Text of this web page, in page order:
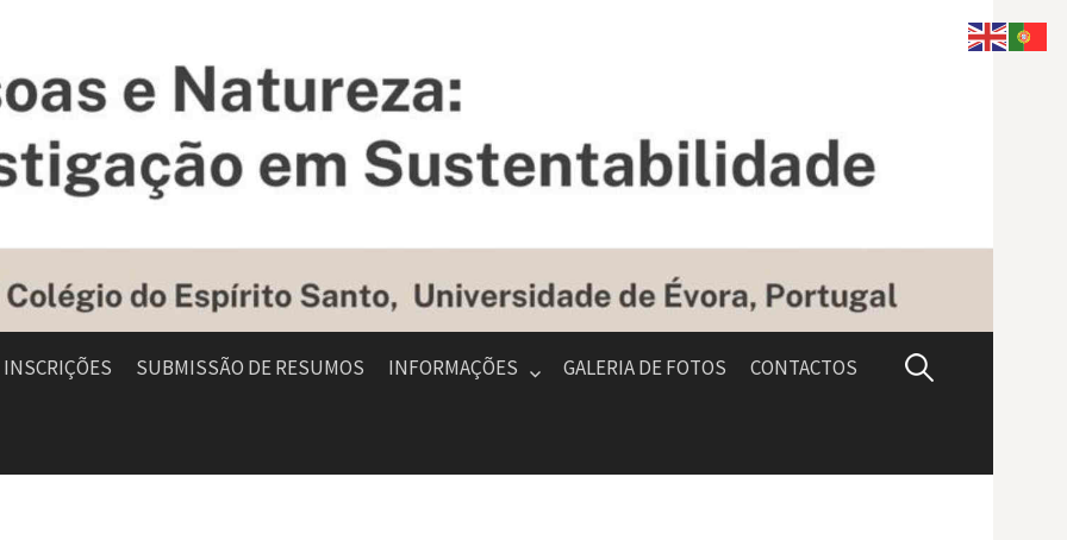
INSCRIÇÕES SUBMISSÃO DE RESUMOS INFORMAÇÕES GALERIA DE FOTOS CONTACTOS Pesquisar